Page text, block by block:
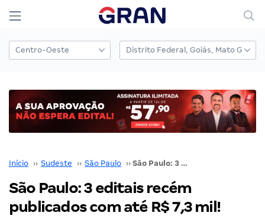
Início ›› Sudeste ›› São Paulo ›› São Paulo: 3 editais recém publicados com até R$ 7,3 mil!
São Paulo: 3 editais recém
publicados com até R$ 7,3 mil!